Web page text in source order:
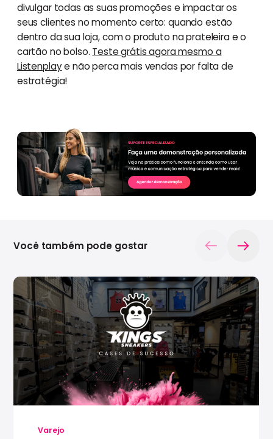
divulgar todas as suas promoções e impactar os
seus clientes no momento certo: quando estão
dentro da sua loja, com o produto na prateleira e o
cartão no bolso. Teste grátis agora mesmo a
Listenplaye não perca mais vendas por falta de
estratégia!
Varejo
Você também pode gostar